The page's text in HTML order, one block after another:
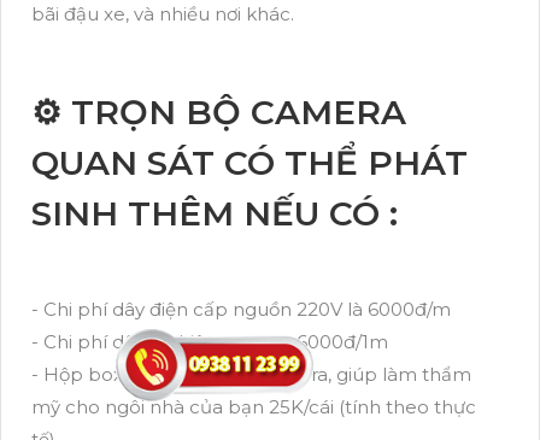
bãi đậu xe, và nhiều nơi khác.
⚙ TRỌN BỘ CAMERA
QUAN SÁT CÓ THỂ PHÁT
SINH THÊM NẾU CÓ :
- Chi phí dây điện cấp nguồn 220V là 6000đ/m
- Chi phí dây tín hiệu camera 6000đ/1m
- Hộp box bảo vệ nguồn camera, giúp làm thẩm
mỹ cho ngôi nhà của bạn 25K/cái (tính theo thực